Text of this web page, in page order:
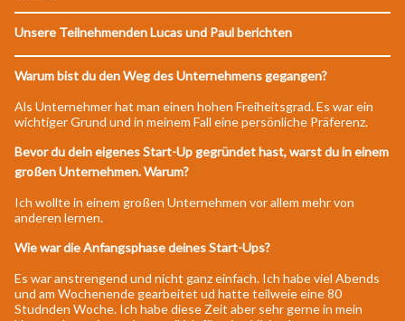
Unsere Teilnehmenden Lucas und Paul berichten
Warum bist du den Weg des Unternehmens gegangen?
Als Unternehmer hat man einen hohen Freiheitsgrad. Es war ein
wichtiger Grund und in meinem Fall eine persönliche Präferenz.
Bevor du dein eigenes Start-Up gegründet hast, warst du in einem
großen Unternehmen. Warum?
Ich wollte in einem großen Unternehmen vor allem mehr von
anderen lernen.
Wie war die Anfangsphase deines Start-Ups?
Es war anstrengend und nicht ganz einfach. Ich habe viel Abends
und am Wochenende gearbeitet ud hatte teilweie eine 80
Studnden Woche. Ich habe diese Zeit aber sehr gerne in mein